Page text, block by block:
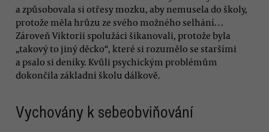
a způsobovala si otřesy mozku, aby nemusela do školy,
protože měla hrůzu ze svého možného selhání…
Zároveň Viktorii spolužáci šikanovali, protože byla
„takový to jiný děcko“, které si rozumělo se staršími
a psalo si deníky. Kvůli psychickým problémům
dokončila základní školu dálkově.
Vychovány k sebeobviňování